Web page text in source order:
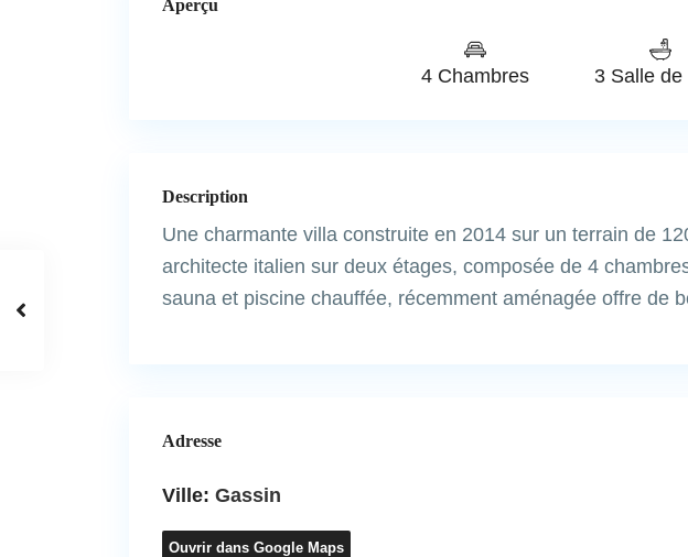
Aperçu
4 Chambres 3 Salle de
Description
Une charmante villa construite en 2014 sur un terrain de
architecte italien sur deux étages, composée de 4
sauna et piscine chauffée, récemment aménagée offre de
Adresse
Ville: Gassin
Ouvrir dans Google Maps